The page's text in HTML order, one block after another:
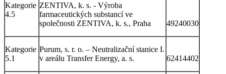
Kategorie
4.5
ZENTIVA, k. s. - Výroba
farmaceutických substancí ve
společnosti ZENTIVA, k. s., Praha
49240030
Kategorie
5.1
Purum, s. r. o. – Neutralizační stanice I.
v areálu Transfer Energy, a. s.
62414402